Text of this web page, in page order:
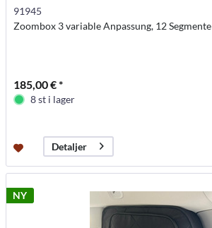
91945
Zoombox 3 variable Anpassung, 12 Segmente
185,00 € *
8 st i lager
Detaljer
NY